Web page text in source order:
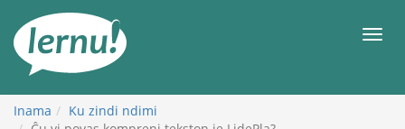
rupapuro
rw'ibirimwo
Inama
Ku zindi ndimi